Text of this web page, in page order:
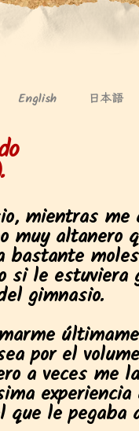
English 日本語
mientras me
muy altanero
bastante
si le estuviera
gimnasio.
por el
a veces me
experiencia
que le pegaba